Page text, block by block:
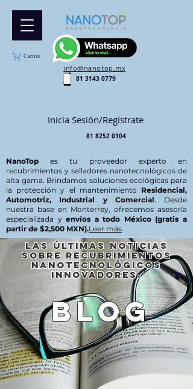
Carrito
info@nanotop.mx
81 3143 0779
Inicia Sesión/Regístrate
81 8252 0104
NanoTop es tu proveedor experto en
recubrimientos y selladores nanotecnológicos de
alta gama. Brindamos soluciones ecológicas para
la protección y el mantenimiento Residencial,
Automotriz, Industrial y Comercial. Desde
nuestra base en Monterrey, ofrecemos asesoría
especializada yenvíos a todo México (gratis a
partir de $2,500 MXN).Leer más
Las últimas noticias
sobre recubrimientos
nanotecnológicos
innovadores.
blog